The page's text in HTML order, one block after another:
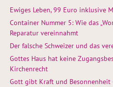
Ewiges Leben, 99 Euro inklusive
Container Nummer 5: Wie das
Reparatur vereinnahmt
Der falsche Schweizer und das
Gottes Haus hat keine
Kirchenrecht
Gott gibt Kraft und Besonnenheit